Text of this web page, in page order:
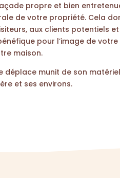
propre et bien
de votre propriété. Cela
aux clients potentiels
pour l’image de
maison.
déplace munit de son
et ses environs.